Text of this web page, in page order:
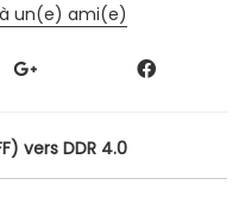
un(e) ami(e)
vers DDR 4.0